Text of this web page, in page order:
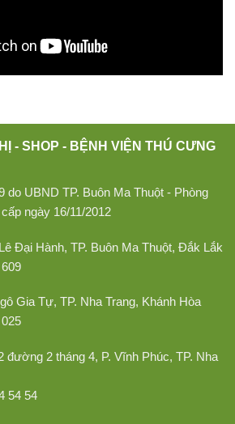
- SHOP - BỆNH VIỆN THÚ CƯNG
do UBND TP. Buôn Ma Thuột - Phòng
ngày 16/11/2012
Đại Hành, TP. Buôn Ma Thuột, Đắk Lắk
Gia Tự, TP. Nha Trang, Khánh Hòa
đường 2 tháng 4, P. Vĩnh Phúc, TP. Nha
54 54